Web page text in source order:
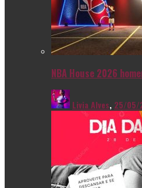
NBA House 2026
Livia Alves, 25/05/